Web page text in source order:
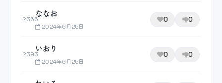
2366
ななお
2024年6月25日
0 0
2393
いおり
2024年6月25日
0 0